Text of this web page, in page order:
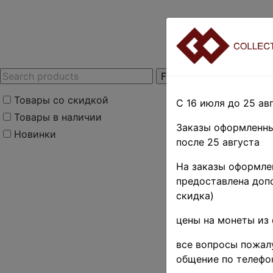
Товары со скидкой
Товары в наличии
Новинки
Home
монеты» Coins in
Поиск в категории
Поиск в
Выберите файл
С 16 июля до 25
Заказы
после 25 августа
На заказы
предоставлена
скидка)
цены на монеты из
все вопросы
общение по